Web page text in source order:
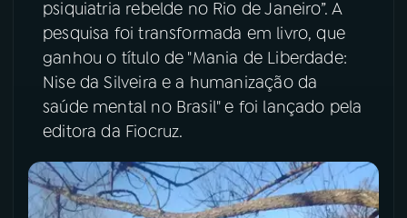
psiquiatria rebelde no Rio de Janeiro”. A
pesquisa foi transformada em livro, que
ganhou o título de "Mania de Liberdade:
Nise da Silveira e a humanização da
saúde mental no Brasil" e foi lançado pela
editora da Fiocruz.